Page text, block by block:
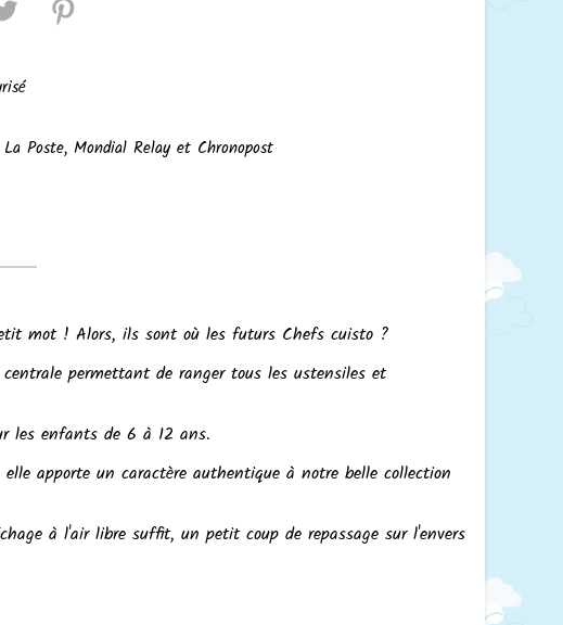
Poste, Mondial Relay et Chronopost
mot ! Alors, ils sont où les futurs Chefs cuisto ?
permettant de ranger tous les ustensiles et
les enfants de 6 à 12 ans.
apporte un caractère authentique à notre belle collection
à l'air libre suffit, un petit coup de repassage sur l'envers